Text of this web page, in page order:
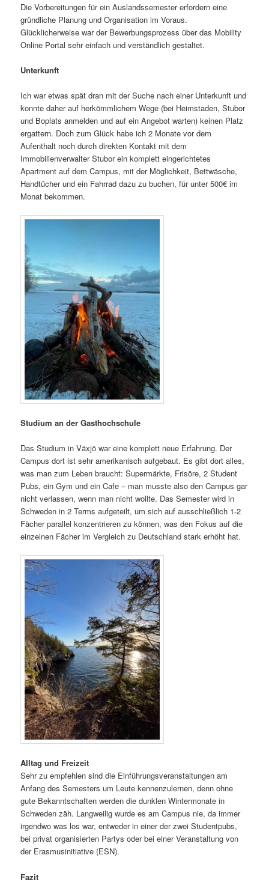
Die Vorbereitungen für ein Auslandssemester erfordern eine
gründliche Planung und Organisation im Voraus.
Glücklicherweise war der Bewerbungsprozess über das Mobility
Online Portal sehr einfach und verständlich gestaltet.
Unterkunft
Ich war etwas spät dran mit der Suche nach einer Unterkunft und
konnte daher auf herkömmlichem Wege (bei Heimstaden, Stubor
und Boplats anmelden und auf ein Angebot warten) keinen Platz
ergattern. Doch zum Glück habe ich 2 Monate vor dem
Aufenthalt noch durch direkten Kontakt mit dem
Immobilienverwalter Stubor ein komplett eingerichtetes
Apartment auf dem Campus, mit der Möglichkeit, Bettwäsche,
Handtücher und ein Fahrrad dazu zu buchen, für unter 500€ im
Monat bekommen.
Studium an der Gasthochschule
Das Studium in Växjö war eine komplett neue Erfahrung. Der
Campus dort ist sehr amerikanisch aufgebaut. Es gibt dort alles,
was man zum Leben braucht: Supermärkte, Frisöre, 2 Student
Pubs, ein Gym und ein Cafe – man musste also den Campus gar
nicht verlassen, wenn man nicht wollte. Das Semester wird in
Schweden in 2 Terms aufgeteilt, um sich auf ausschließlich 1-2
Fächer parallel konzentrieren zu können, was den Fokus auf die
einzelnen Fächer im Vergleich zu Deutschland stark erhöht hat.
Alltag und Freizeit
Sehr zu empfehlen sind die Einführungsveranstaltungen am
Anfang des Semesters um Leute kennenzulernen, denn ohne
gute Bekanntschaften werden die dunklen Wintermonate in
Schweden zäh. Langweilig wurde es am Campus nie, da immer
irgendwo was los war, entweder in einer der zwei Studentpubs,
bei privat organisierten Partys oder bei einer Veranstaltung von
der Erasmusinitiative (ESN).
Fazit